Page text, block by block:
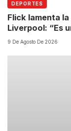
DEPORTES
Flick lamenta
Liverpool: “Es
9 De Agosto De 2026